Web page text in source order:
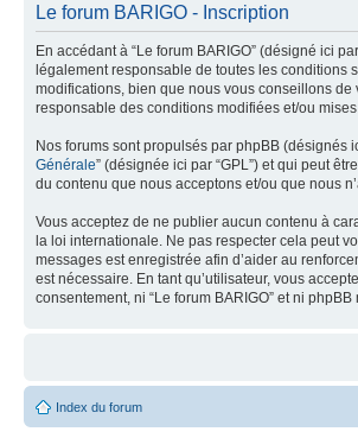
Le forum BARIGO - Inscription
En accédant à “Le forum BARIGO” (désigné ici
légalement responsable de toutes les conditions
modifications, bien que nous vous conseillons de
responsable des conditions modifiées et/ou mises
Nos forums sont propulsés par phpBB (désignés
Générale” (désignée ici par “GPL”) et qui peut
du contenu que nous acceptons et/ou que nous
Vous acceptez de ne publier aucun contenu à
la loi internationale. Ne pas respecter cela peut
messages est enregistrée afin d’aider au
est nécessaire. En tant qu’utilisateur, vous
consentement, ni “Le forum BARIGO” et ni
Index du forum